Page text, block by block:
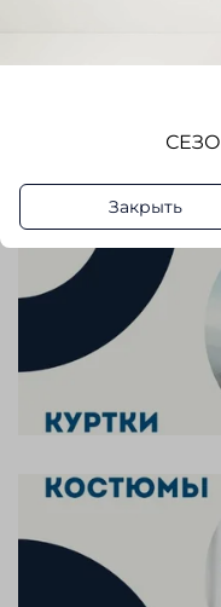
Закрыть